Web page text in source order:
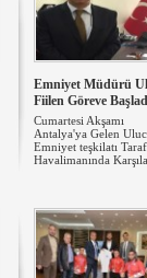
Emniyet Müdürü
Fiilen Göreve
Cumartesi Akşamı
Antalya'ya Gelen
Emniyet teşkilatı
Havalimanında